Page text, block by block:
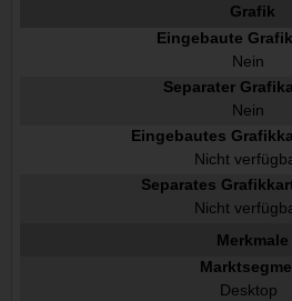
Grafik
Eingebaute
Nein
Separater
Nein
Eingebautes
Nicht
Separates
Nicht
Merkmale
Desktop